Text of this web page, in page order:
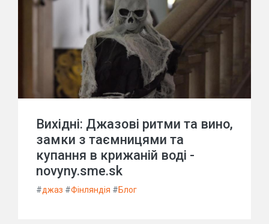
Вихідні: Джазові ритми та вино,
замки з таємницями та
купання в крижаній воді -
novyny.sme.sk
#джаз #Фінляндія #Блог